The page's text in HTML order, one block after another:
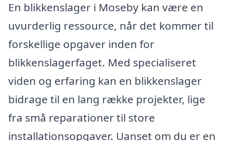
En blikkenslager i Moseby kan være en
uvurderlig ressource, når det kommer til
forskellige opgaver inden for
blikkenslagerfaget. Med specialiseret
viden og erfaring kan en blikkenslager
bidrage til en lang række projekter, lige
fra små reparationer til store
installationsopgaver. Uanset om du er en